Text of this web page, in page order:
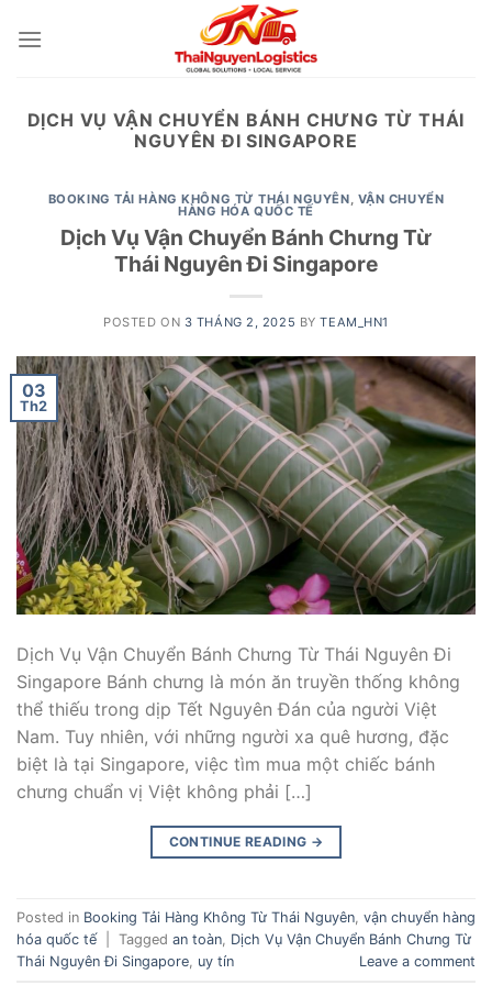
DỊCH VỤ VẬN CHUYỂN BÁNH CHƯNG TỪ THÁI
NGUYÊN ĐI SINGAPORE
BOOKING TẢI HÀNG KHÔNG TỪ THÁI NGUYÊN, VẬN CHUYỂN
HÀNG HÓA QUỐC TẾ
Dịch Vụ Vận Chuyển Bánh Chưng Từ
Thái Nguyên Đi Singapore
POSTED ON 3 THÁNG 2, 2025 BYTEAM_HN1
03
Th2
Dịch Vụ Vận Chuyển Bánh Chưng Từ Thái Nguyên Đi
Singapore Bánh chưng là món ăn truyền thống không
thể thiếu trong dịp Tết Nguyên Đán của người Việt
Nam. Tuy nhiên, với những người xa quê hương, đặc
biệt là tại Singapore, việc tìm mua một chiếc bánh
chưng chuẩn vị Việt không phải […]
CONTINUE READING →
Posted in Booking Tải Hàng Không Từ Thái Nguyên vận chuyển hàng
hóa quốc tế
Tagged an toàn Dịch Vụ Vận Chuyển Bánh Chưng Từ
Thái Nguyên Đi Singapore uy tín Leave a comment